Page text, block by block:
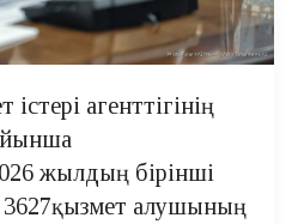
агенттігінің
жылдың бірінші
алушының